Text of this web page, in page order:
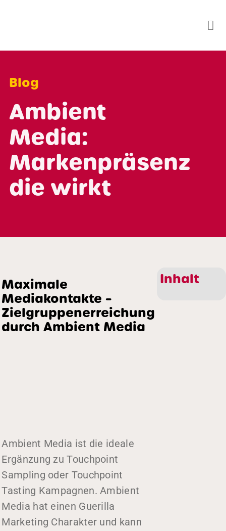
Blog
Ambient
Media:
Markenpräsenz
die wirkt
Maximale
Mediakontakte –
Zielgruppenerreichung
durch Ambient Media
Ambient Media ist die ideale
Ergänzung zu Touchpoint
Sampling oder Touchpoint
Tasting Kampagnen. Ambient
Media hat einen Guerilla
Marketing Charakter und kann
Inhalt